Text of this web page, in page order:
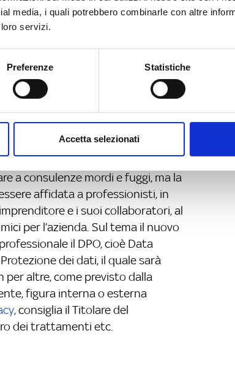
media, i quali potrebbero combinarle con altre
servizi.
Preferenze Statistiche
Accetta selezionati
al Garante della privacy. Non si
compliance privacy, non sarà più un
(anno in cui ne è stato abolito
esplicava con la redazione del
sicurezza, ma diventa un
gestionale, il quale si evolve e si
informatica che andrà a farne
i pilastri relativi alla tutela
le informative, l’adozione di
amministrativo e giurisdizionale.
a consulenze mordi e fuggi, ma la
affidata a professionisti, in
e i suoi collaboratori, al
per l’azienda. Sul tema il nuovo
il DPO, cioè Data
dei dati, il quale sarà
per altre, come previsto dalla
figura interna o esterna
, consiglia il Titolare del
dei trattamenti etc.